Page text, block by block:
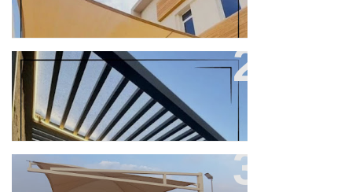
افضل انواع المظلات والسواتر بجده
من اعمالنا